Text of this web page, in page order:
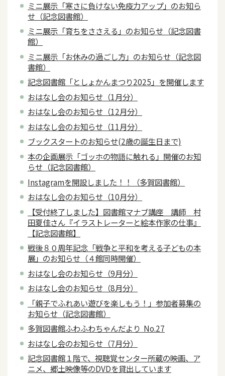
ミニ展示「寒さに負けない免疫力アップ」のお知ら
せ（記念図書館）
ミニ展示「育ちをささえる」のお知らせ（記念図書
館）
ミニ展示「お休みの過ごし方」のお知らせ（記念図
書館）
記念図書館「としょかんまつり2025」を開催します
おはなし会のお知らせ（1月分）
おはなし会のお知らせ（12月分）
おはなし会のお知らせ（11月分）
ブックスタートのお知らせ(2歳の誕生日まで)
本の企画展示「ゴッホの物語に触れる」開催のお知
らせ（記念図書館）
Instagramを開設しました！！（多賀図書館）
おはなし会のお知らせ（10月分）
【受付終了しました】図書館マナブ講座 講師 村
田夏佳さん『イラストレーターと絵本作家の仕事』
【記念図書館】
戦後８０周年記念「戦争と平和を考える子どもの本
展」のお知らせ（４館同時開催）
おはなし会のお知らせ（9月分）
おはなし会のお知らせ（8月分）
「親子でふれあい遊びを楽しもう！」参加者募集の
お知らせ（記念図書館）
多賀図書館ふわふわちゃんだより No.27
おはなし会のお知らせ（7月分）
記念図書館１階で、視聴覚センター所蔵の映画、ア
ニメ、郷土映像等のDVDを貸出しています